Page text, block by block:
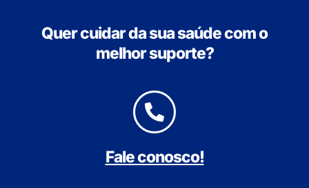
Quer cuidar da sua saúde com o
melhor suporte?
Fale conosco!